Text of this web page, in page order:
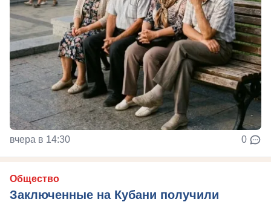
вчера в 14:30 0
Общество
Заключенные на Кубани получили